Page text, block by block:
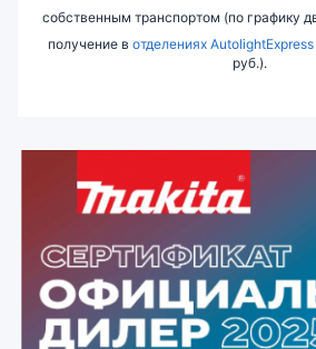
собственным транспортом (по графику
получение в отделениях AutolightExpress
руб.).